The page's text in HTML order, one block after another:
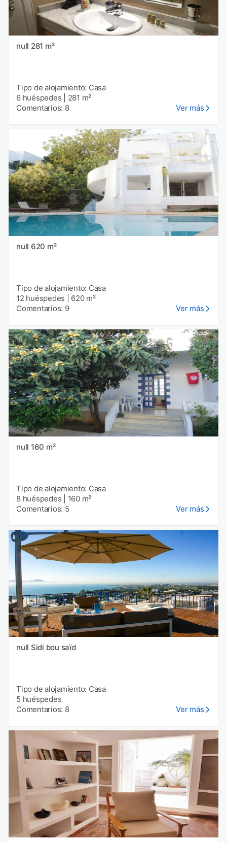
null 281 m²
Tipo de alojamiento: Casa
6 huéspedes
281 m²
Comentarios: 8
Ver más
null 620 m²
Tipo de alojamiento: Casa
12 huéspedes
620 m²
Comentarios: 9
Ver más
null 160 m²
Tipo de alojamiento: Casa
8 huéspedes
160 m²
Comentarios: 5
Ver más
null Sidi bou saïd
Tipo de alojamiento: Casa
5 huéspedes
Comentarios: 8
Ver más